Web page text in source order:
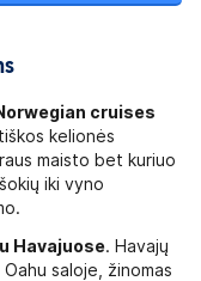
cruises
kelionės
maisto bet kuriuo
iki vyno
Havajuose. Havajų
saloje, žinomas